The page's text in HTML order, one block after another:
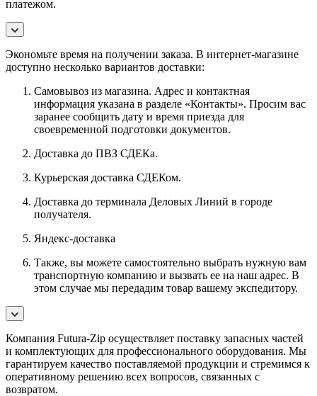
платежом.
Экономьте время на получении заказа. В интернет-магазине
доступно несколько вариантов доставки:
Самовывоз из магазина. Адрес и контактная
информация указана в разделе «Контакты». Просим вас
заранее сообщить дату и время приезда для
своевременной подготовки документов.
Доставка до ПВЗ СДЕКа.
Курьерская доставка СДЕКом.
Доставка до терминала Деловых Линий в городе
получателя.
Яндекс-доставка
Также, вы можете самостоятельно выбрать нужную вам
транспортную компанию и вызвать ее на наш адрес. В
этом случае мы передадим товар вашему экспедитору.
Компания Futura-Zip осуществляет поставку запасных частей
и комплектующих для профессионального оборудования. Мы
гарантируем качество поставляемой продукции и стремимся к
оперативному решению всех вопросов, связанных с
возвратом.